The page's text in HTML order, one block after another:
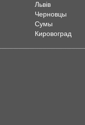
Львiв
Черновцы
Сумы
Кировоград